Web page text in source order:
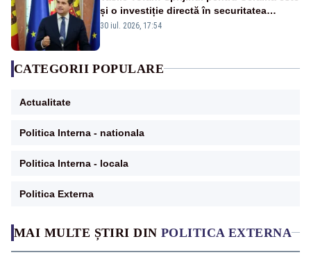
MAI MULTE ȘTIRI DIN POLITICA EXTERNA
și o investiție directă în securitatea
Republicii Moldova și a întregii regiuni
30 iul. 2026, 17:54
CATEGORII POPULARE
Actualitate
Politica Interna - nationala
Politica Interna - locala
Politica Externa